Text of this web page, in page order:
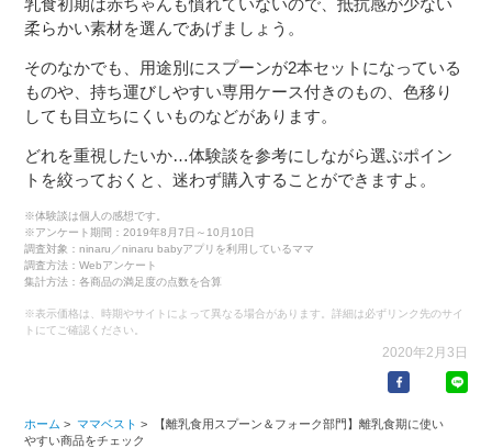
乳食初期は赤ちゃんも慣れていないので、抵抗感が少ない
柔らかい素材を選んであげましょう。
そのなかでも、用途別にスプーンが2本セットになっている
ものや、持ち運びしやすい専用ケース付きのもの、色移り
しても目立ちにくいものなどがあります。
どれを重視したいか…体験談を参考にしながら選ぶポイン
トを絞っておくと、迷わず購入することができますよ。
※体験談は個人の感想です。
※アンケート期間：2019年8月7日～10月10日
調査対象：ninaru／ninaru babyアプリを利用しているママ
調査方法：Webアンケート
集計方法：各商品の満足度の点数を合算
※表示価格は、時期やサイトによって異なる場合があります。詳細は必ずリンク先のサイ
トにてご確認ください。
2020年2月3日
ホーム > ママベスト >
【離乳食用スプーン＆フォーク部門】離乳食期に使い
やすい商品をチェック